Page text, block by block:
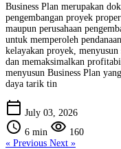
Business Plan merupakan
pengembangan proyek
maupun perusahaan
untuk memperoleh
kelayakan proyek, menyusun
dan memaksimalkan
menyusun Business Plan
daya tarik tin
calendar_today July 03, 2026
schedule 6 min visibility 160
« Previous Next »